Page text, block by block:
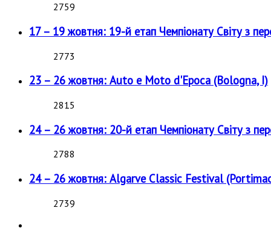
2759
17 – 19 жовтня: 19-й етап Чемпіонату Світу з
2773
23 – 26 жовтня: Auto e Moto d'Epoca (Bologna, I)
2815
24 – 26 жовтня: 20-й етап Чемпіонату Світу з
2788
24 – 26 жовтня: Algarve Classic Festival
2739